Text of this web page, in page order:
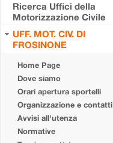
Ricerca Uffici della
Motorizzazione Civile
UFF. MOT. CIV. DI
FROSINONE
Home Page
Dove siamo
Orari apertura sportelli
Organizzazione e contatti
Avvisi all'utenza
Normative